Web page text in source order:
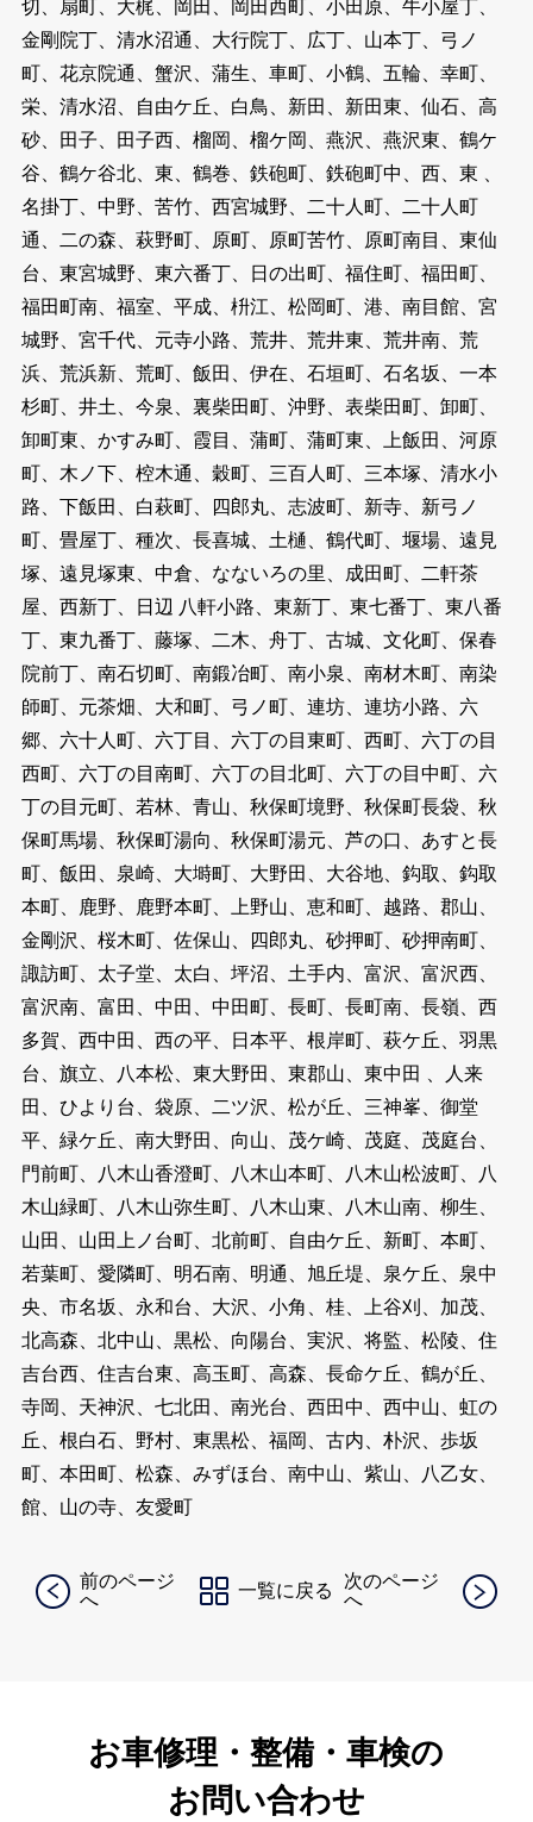
切、扇町、大梶、岡田、岡田西町、小田原、牛小屋丁、
金剛院丁、清水沼通、大行院丁、広丁、山本丁、弓ノ
町、花京院通、蟹沢、蒲生、車町、小鶴、五輪、幸町、
栄、清水沼、自由ケ丘、白鳥、新田、新田東、仙石、高
砂、田子、田子西、榴岡、榴ケ岡、燕沢、燕沢東、鶴ケ
谷、鶴ケ谷北、東、鶴巻、鉄砲町、鉄砲町中、西、東 、
名掛丁、中野、苦竹、西宮城野、二十人町、二十人町
通、二の森、萩野町、原町、原町苦竹、原町南目、東仙
台、東宮城野、東六番丁、日の出町、福住町、福田町、
福田町南、福室、平成、枡江、松岡町、港、南目館、宮
城野、宮千代、元寺小路、荒井、荒井東、荒井南、荒
浜、荒浜新、荒町、飯田、伊在、石垣町、石名坂、一本
杉町、井土、今泉、裏柴田町、沖野、表柴田町、卸町、
卸町東、かすみ町、霞目、蒲町、蒲町東、上飯田、河原
町、木ノ下、椌木通、穀町、三百人町、三本塚、清水小
路、下飯田、白萩町、四郎丸、志波町、新寺、新弓ノ
町、畳屋丁、種次、長喜城、土樋、鶴代町、堰場、遠見
塚、遠見塚東、中倉、なないろの里、成田町、二軒茶
屋、西新丁、日辺 八軒小路、東新丁、東七番丁、東八番
丁、東九番丁、藤塚、二木、舟丁、古城、文化町、保春
院前丁、南石切町、南鍛冶町、南小泉、南材木町、南染
師町、元茶畑、大和町、弓ノ町、連坊、連坊小路、六
郷、六十人町、六丁目、六丁の目東町、西町、六丁の目
西町、六丁の目南町、六丁の目北町、六丁の目中町、六
丁の目元町、若林、青山、秋保町境野、秋保町長袋、秋
保町馬場、秋保町湯向、秋保町湯元、芦の口、あすと長
町、飯田、泉崎、大塒町、大野田、大谷地、鈎取、鈎取
本町、鹿野、鹿野本町、上野山、恵和町、越路、郡山、
金剛沢、桜木町、佐保山、四郎丸、砂押町、砂押南町、
諏訪町、太子堂、太白、坪沼、土手内、富沢、富沢西、
富沢南、富田、中田、中田町、長町、長町南、長嶺、西
多賀、西中田、西の平、日本平、根岸町、萩ケ丘、羽黒
台、旗立、八本松、東大野田、東郡山、東中田 、人来
田、ひより台、袋原、二ツ沢、松が丘、三神峯、御堂
平、緑ケ丘、南大野田、向山、茂ケ崎、茂庭、茂庭台、
門前町、八木山香澄町、八木山本町、八木山松波町、八
木山緑町、八木山弥生町、八木山東、八木山南、柳生、
山田、山田上ノ台町、北前町、自由ケ丘、新町、本町、
若葉町、愛隣町、明石南、明通、旭丘堤、泉ケ丘、泉中
央、市名坂、永和台、大沢、小角、桂、上谷刈、加茂、
北高森、北中山、黒松、向陽台、実沢、将監、松陵、住
吉台西、住吉台東、高玉町、高森、長命ケ丘、鶴が丘、
寺岡、天神沢、七北田、南光台、西田中、西中山、虹の
丘、根白石、野村、東黒松、福岡、古内、朴沢、歩坂
町、本田町、松森、みずほ台、南中山、紫山、八乙女、
館、山の寺、友愛町
前のページ
へ
一覧に戻る
次のページ
へ
お車修理・整備・車検の
お問い合わせ